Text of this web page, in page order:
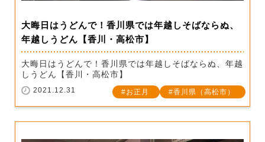
大晦日はうどんで！香川県では年越しそばならぬ、
年越しうどん【香川・高松市】
大晦日はうどんで！香川県では年越しそばならぬ、年越
しうどん【香川・高松市】
2021.12.31 お正月 香川県（高松市）